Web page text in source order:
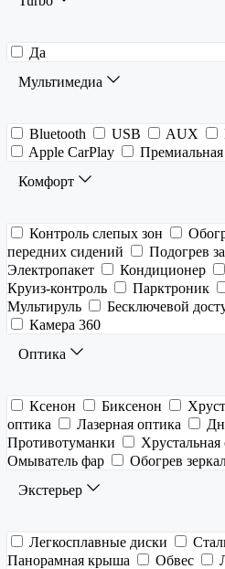
Да
Мультимедиа
Bluetooth USB AUX
Apple CarPlay
Премиальная
Комфорт
Контроль слепых зон
передних сидений
Подогрев
Электропакет
Кондиционер
Круиз-контроль
Парктроник
Мультируль
Бесключевой
Камера 360
Оптика
Ксенон Биксенон
оптика
Лазерная оптика
Противотуманки
Хрустальная
Омыватель фар
Обогрев
Экстерьер
Легкосплавные диски
Панорамная крыша
Обвес